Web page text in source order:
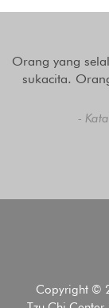
Orang yang
sukacita.
-
Copyright ©